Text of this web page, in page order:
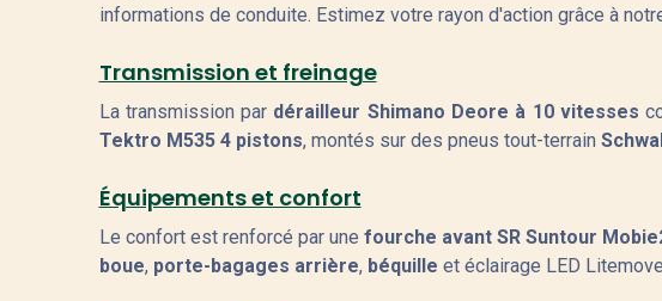
informations de conduite. Estimez votre rayon d'action grâce à
Transmission et freinage
La transmission par dérailleur Shimano Deore à 10 vitesses
Tektro M535 4 pistons, montés sur des pneus tout-terrain
Équipements et confort
Le confort est renforcé par une fourche avant SR Suntour
boue, porte-bagages arrière, béquille et éclairage LED